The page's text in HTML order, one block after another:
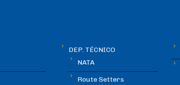
DEP. TÉCNICO
NATA
Route Setters